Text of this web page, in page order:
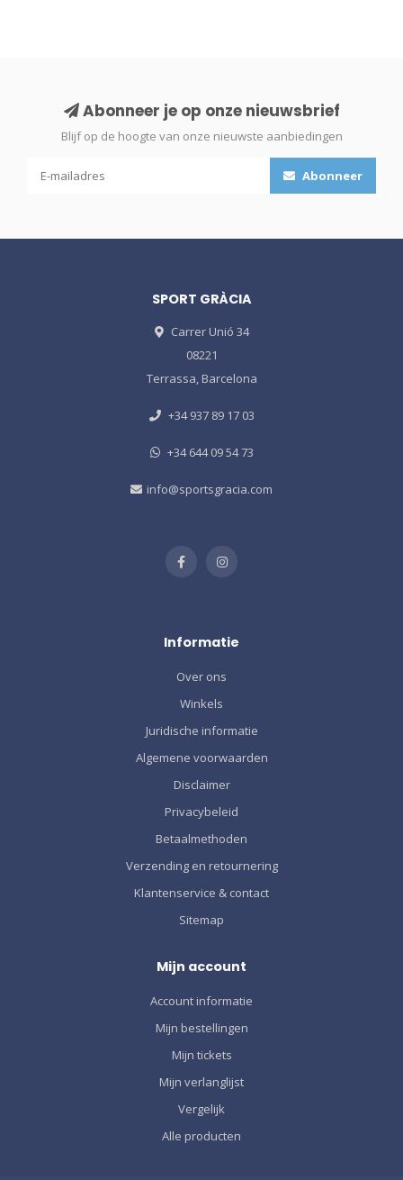
Abonneer je op onze nieuwsbrief
Blijf op de hoogte van onze nieuwste aanbiedingen
Abonneer
SPORT GRÀCIA
Carrer Unió 34
08221
Terrassa, Barcelona
+34 937 89 17 03
+34 644 09 54 73
info@sportsgracia.com
Informatie
Over ons
Winkels
Juridische informatie
Algemene voorwaarden
Disclaimer
Privacybeleid
Betaalmethoden
Verzending en retournering
Klantenservice & contact
Sitemap
Mijn account
Account informatie
Mijn bestellingen
Mijn tickets
Mijn verlanglijst
Vergelijk
Alle producten